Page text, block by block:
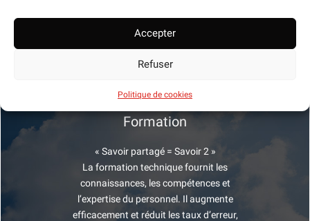
Accepter
Refuser
Politique de cookies
Formation
« Savoir partagé = Savoir 2 »
La formation technique fournit les
connaissances, les compétences et
l’expertise du personnel. Il augmente
efficacement et réduit les taux d’erreur,